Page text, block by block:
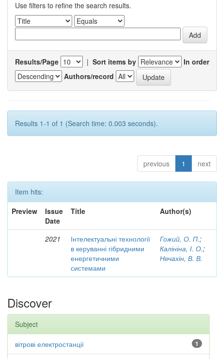
Use filters to refine the search results.
Results/Page | Sort items by
In order
Authors/record
Results 1-1 of 1 (Search time: 0.003 seconds).
previous 1 next
Item hits:
Preview
Issue
Date
Title Author(s)
2021
Інтелектуальні технології
в керуванні гібридними
енергетичними
системами
Гожий, О. П.;
Калініна, І. О.;
Нечахін, В. В.
Discover
Subject
1
вітрові електростанції